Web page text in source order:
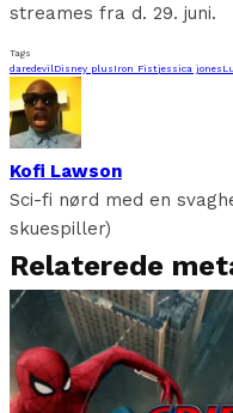
streames fra d. 29. juni.
Tags
daredevil Disney plus Iron Fistjessica jones
Kofi Lawson
Sci-fi nørd med en
skuespiller)
Relaterede